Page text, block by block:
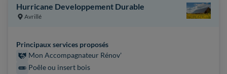
Hurricane Developpement Durable
Avrillé
Principaux services proposés
Mon Accompagnateur Rénov'
Poêle ou insert bois